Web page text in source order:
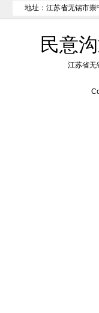
地址：江苏省无锡市崇
民意
江苏省无